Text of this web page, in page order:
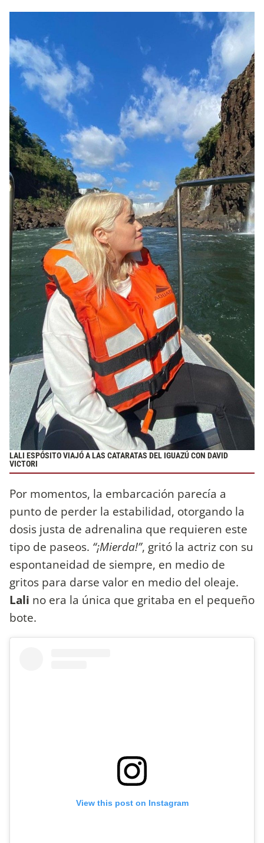
LALI ESPÓSITO VIAJÓ A LAS CATARATAS DEL IGUAZÚ CON DAVID
VICTORI
Por momentos, la embarcación parecía a
punto de perder la estabilidad, otorgando la
dosis justa de adrenalina que requieren este
tipo de paseos. “¡Mierda!”, gritó la actriz con su
espontaneidad de siempre, en medio de
gritos para darse valor en medio del oleaje.
Lali no era la única que gritaba en el pequeño
bote.
View this post on Instagram